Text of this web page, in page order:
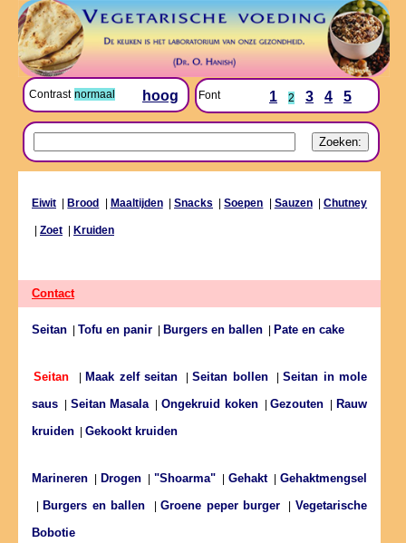
Contrast normaal hoog Font 1 2 3 4 5
Eiwit Brood Maaltijden|Snacks |Soepen Sauzen|Chutney
Zoet Kruiden
Contact
Seitan Tofu en panir Burgers en ballen Pate en cake
Seitan Maak zelf seitan |Seitan bollen|Seitan in mole
saus
Seitan Masala|Ongekruid koken|Gezouten
Rauw
kruiden
Gekookt kruiden
Marineren Drogen "Shoarma" Gehakt|Gehaktmengsel
Burgers en ballen |Groene peper burger |Vegetarische
Bobotie